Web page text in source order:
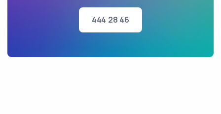
444 28 46